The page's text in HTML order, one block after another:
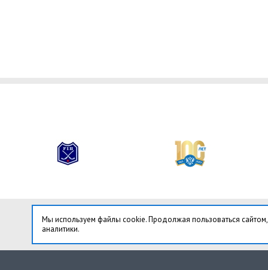
Мы используем файлы cookie. Продолжая пользоваться
аналитики.